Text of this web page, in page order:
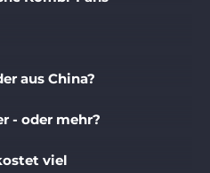
aus China?
- oder mehr?
viel